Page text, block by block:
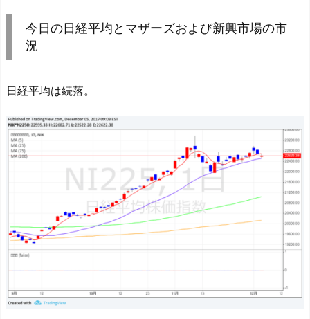
今日の日経平均とマザーズおよび新興市場の市
況
日経平均は続落。